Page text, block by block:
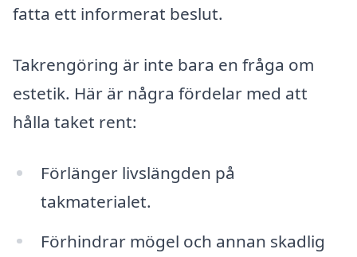
fatta ett informerat beslut.
Takrengöring är inte bara en fråga om
estetik. Här är några fördelar med att
hålla taket rent:
Förlänger livslängden på
takmaterialet.
Förhindrar mögel och annan skadlig